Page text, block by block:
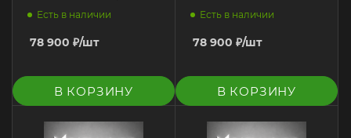
Есть в наличии
78 900 ₽/шт
В КОРЗИНУ
Есть в наличии
78 900 ₽/шт
В КОРЗИНУ